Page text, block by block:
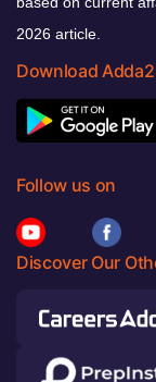
2026 article.
Download
Follow us on
Discover Our